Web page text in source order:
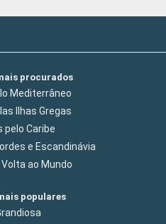
procurados
Mediterrâneo
Ilhas Gregas
pelo Caribe
e Escandinávia
ao Mundo
populares